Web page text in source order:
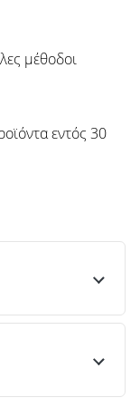
μέθοδοι
εντός 30